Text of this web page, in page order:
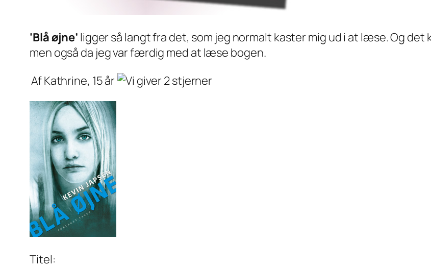
‘Blå øjne’ ligger så langt fra det, som jeg normalt kaster mig ud i at læse. Og
men også da jeg var færdig med at læse bogen.
Af Kathrine, 15 år
Titel: